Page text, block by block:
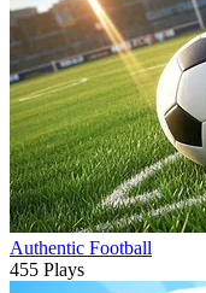
Authentic Football
455 Plays